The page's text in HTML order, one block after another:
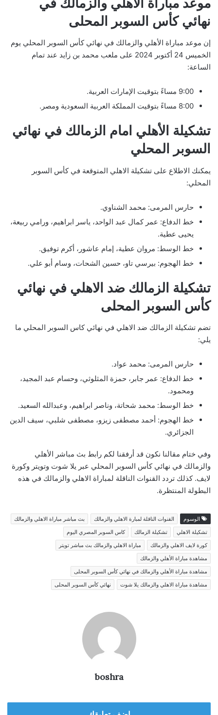
نهائي كأس السوبر المحلى
إن موعد مباراة الأهلي والزمالك في نهائي كأس السوبر المحلي يوم
الخميس 24 أكتوبر 2024 على ملعب محمد بن زايد عند تمام
الساعة:
9:00 مساءً بتوقيت الإمارات العربية.
8:00 مساءً بتوقيت المملكة العربية السعودية ومصر.
تشكيلة الأهلي امام الزمالك في نهائي
السوبر المحلي
يمكنك الاطلاع على تشكيلة الاهلي المتوقعة في كأس السوبر
المحلي:
حارس المرمى: محمد الشناوي.
خط الدفاع: عمر كمال عبد الواحد، ياسر ابراهيم، ورامي ربيعة،
يحيى عطية.
خط الوسط: مروان عطية، إمام عاشور، أكرم توفيق.
خط الهجوم: بيرسي تاو، حسين الشحات، وسام أبو علي.
تشكيلة الزمالك ضد الاهلي في نهائي
كأس السوبر المحلى
تضم تشكيلة الزمالك ضد الاهلي في نهائي كاس السوبر المحلي ما
يلي:
حارس المرمى: محمد عواد.
خط الدفاع: عمر جابر، حمزة المثلوثي، وحسام عبد المجيد،
ومحمود.
خط الوسط: محمد شحاتة، وناصر ابراهيم، وعبدالله السعيد.
خط الهجوم: أحمد مصطفى زيزو، مصطفى شلبي، سيف الدين
الجزائري.
وفي ختام مقالنا نكون قد أرفقنا لكم رابط بث مباشر الأهلي
والزمالك في نهائي كأس السوبر المحلي عبر يلا شوت وتويتر وكورة
لايف. كذلك تردد القنوات الناقلة لمباراة الاهلي والزمالك في هذه
البطولة المنتظرة.
الوسوم القنوات الناقلة لمبارة الاهلي والزمالك
بث مباشر مباراة الاهلي والزمالك
تشكيلة الاهلي
تشكيلة الزمالك
كاس السوبر المصري اليوم
كورة لايف الاهلي والزمالك
مباراة الاهلي والزمالك بث مباشر تويتر
مشاهدة مباراة الأهلي والزمالك
مشاهدة مباراة الأهلي والزمالك في نهائي كأس السوبر المحلى
مشاهدة مباراة الاهلي والزمالك يلا شوت
نهائي كأس السوبر المحلى
boshra